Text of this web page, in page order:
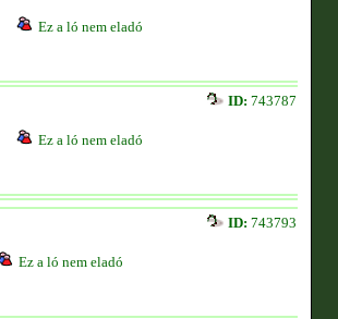
Ez a ló nem eladó
ID: 743787
Ez a ló nem eladó
ID: 743793
Ez a ló nem eladó